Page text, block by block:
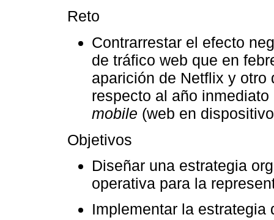
Reto
Contrarrestar el efecto
de tráfico web que en
aparición de Netflix y otro
respecto al año
mobile (web en
Objetivos
Diseñar una estrategia
operativa para la
Implementar la estrategia